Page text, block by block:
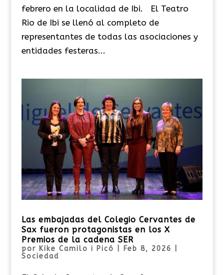
febrero en la localidad de Ibi. El Teatro
Rio de Ibi se llenó al completo de
representantes de todas las asociaciones y
entidades festeras...
Las embajadas del Colegio Cervantes de
Sax fueron protagonistas en los X
Premios de la cadena SER
por Kike Camilo i Picó Feb 8, 2026
Sociedad